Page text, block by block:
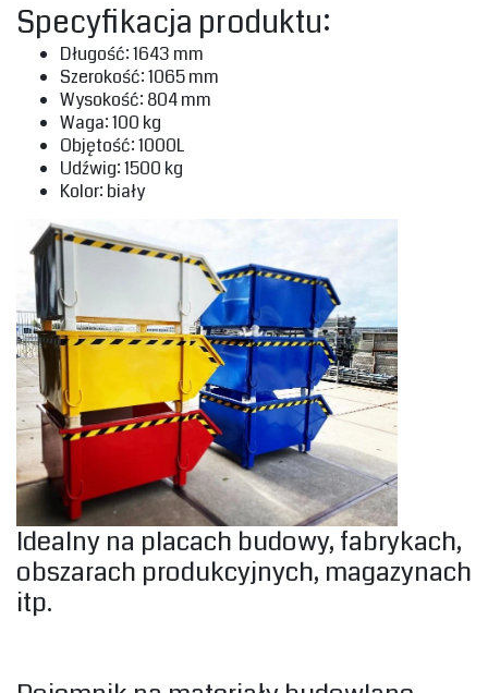
‎Specyfikacja produktu:‎
‎Długość: 1643 mm‎
‎Szerokość: 1065 mm‎
‎Wysokość: 804 mm‎
‎Waga: 100 kg‎
‎Objętość: 1000L‎
‎Udźwig: 1500 kg‎
‎Kolor: biały‎
Idealny na placach budowy, fabrykach,
obszarach produkcyjnych, magazynach
itp.‎